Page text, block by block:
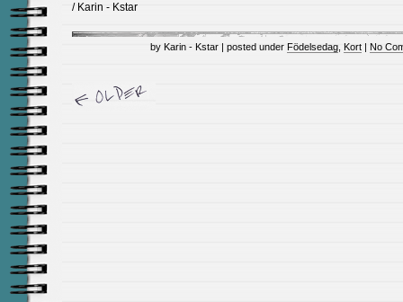
/ Karin - Kstar
by Karin - Kstar | posted under Födelsedag Kort | No